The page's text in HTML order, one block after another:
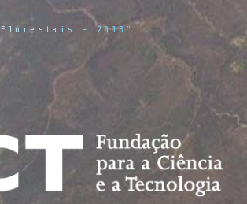
Florestais – 2018”.